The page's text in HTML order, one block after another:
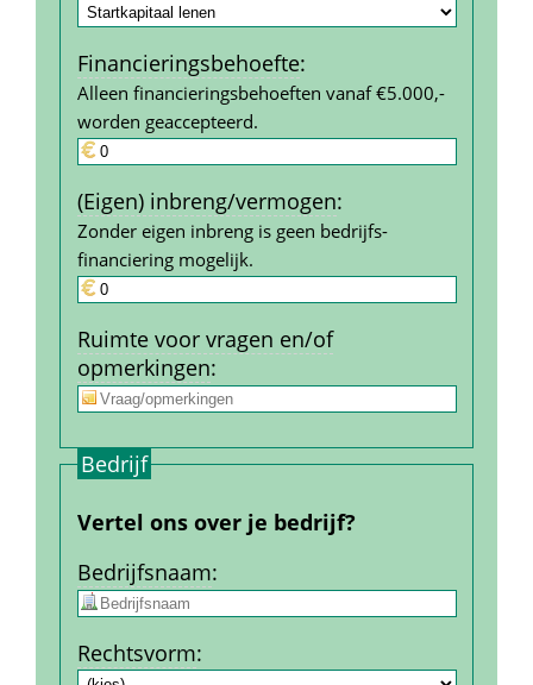
Financierings­behoefte:
Alleen financieringsbehoeften vanaf €5.000,-
worden geaccepteerd.
(Eigen) inbreng/vermogen:
Zonder eigen inbreng is geen bedrijfs­
financiering mogelijk.
Ruimte voor vragen en/of
opmerkingen:
Bedrijf
Vertel ons over je bedrijf?
Bedrijfs­naam:
Rechtsvorm: